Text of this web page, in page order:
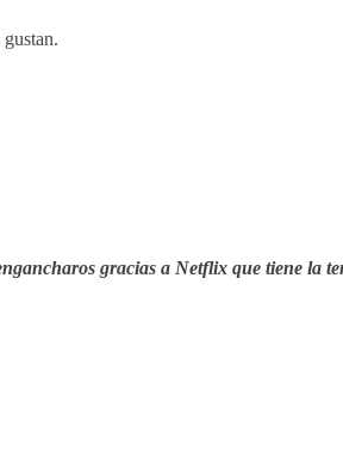
gracias a Netflix que tiene la